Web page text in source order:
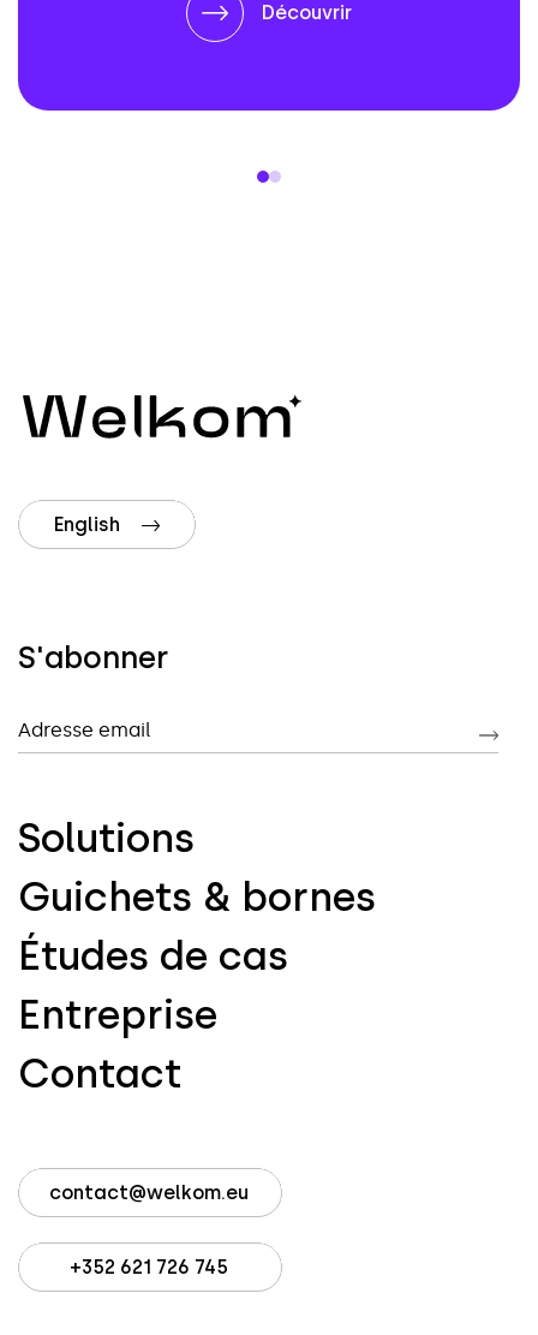
Découvrir
English
S'abonner
Adresse email
Solutions
Guichets & bornes
Études de cas
Entreprise
Contact
contact@welkom.eu
+352 621 726 745